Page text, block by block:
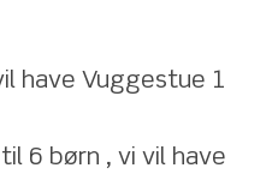
have Vuggestue 1
6 børn , vi vil have